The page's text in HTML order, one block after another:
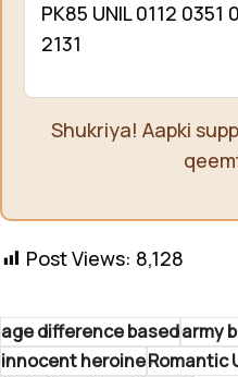
PK85 UNIL 0112 0351
2131
Shukriya! Aapki
Post Views: 8,128
age difference basedarmy
innocent heroineRomantic